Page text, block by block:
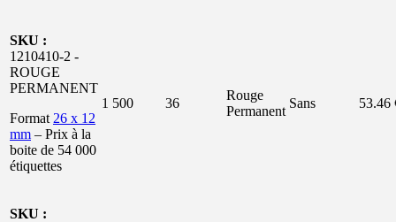
SKU :
1210410-2 -
ROUGE
PERMANENT
Format 26 x 12
mm – Prix à la
boite de 54 000
étiquettes
1 500 36
Rouge
Permanent
Sans 53.46
SKU :